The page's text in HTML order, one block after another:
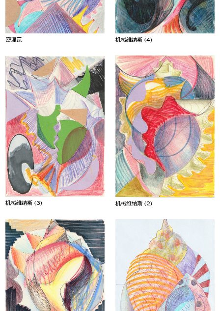
密涅瓦 机械维纳斯 (4)
机械维纳斯 (3) 机械维纳斯 (2)